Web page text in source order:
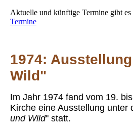
Aktuelle und künftige Termine gibt es
Termine
1974:
Wild"
Im Jahr 1974 fand vom 19.
Kirche eine Ausstellung unter
und Wild" statt.